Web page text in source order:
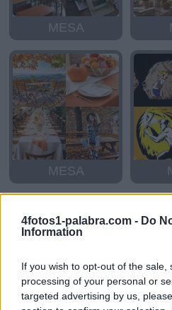
4fotos1-palabra.com - Do
Information
If you wish to opt-out of the
processing of your personal or
targeted advertising by us,
MESA
MESA